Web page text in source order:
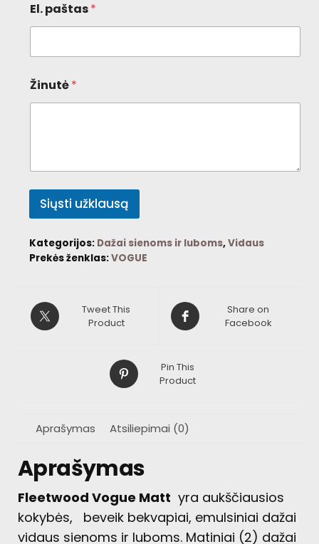
El. paštas*
Žinutė*
Siųsti užklausą
Kategorijos: Dažai sienoms ir luboms,Vidaus
Prekės ženklas:VOGUE
Tweet This
Product
Share on
Facebook
Pin This
Product
Aprašymas Atsiliepimai (0)
Aprašymas
Fleetwood Vogue Matt yra aukščiausios
kokybės, beveik bekvapiai, emulsiniai dažai
vidaus sienoms ir luboms. Matiniai (2) dažai